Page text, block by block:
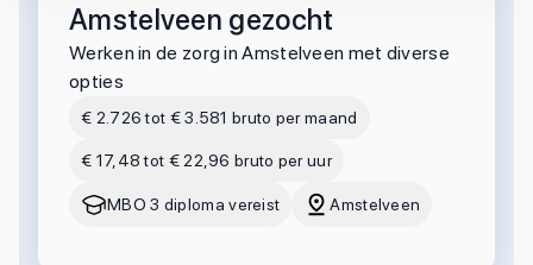
Amstelveen gezocht
Werken in de zorg in Amstelveen met diverse
opties
€ 2.726 tot € 3.581 bruto per maand
€ 17,48 tot € 22,96 bruto per uur
MBO 3 diploma vereist Amstelveen